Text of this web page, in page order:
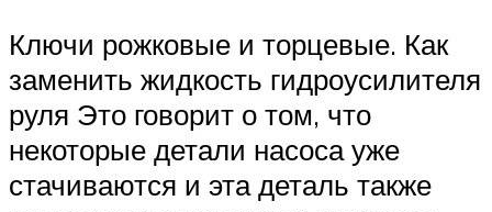
Ключи рожковые и торцевые. Как
заменить жидкость гидроусилителя
руля Это говорит о том, что
некоторые детали насоса уже
стачиваются и эта деталь также